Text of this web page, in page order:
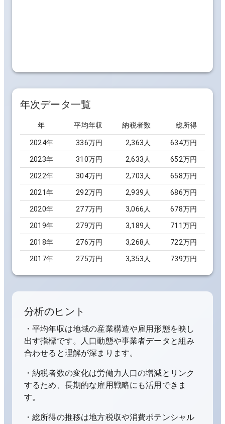
年次データ一覧
年 平均年収 納税者数 総所得
2024年 336万円 2,363 人 634万円
2023年 310万円 2,633 人 652万円
2022年 304万円 2,703 人 658万円
2021年 292万円 2,939 人 686万円
2020年 277万円 3,066 人 678万円
2019年 279万円 3,189 人 711万円
2018年 276万円 3,268 人 722万円
2017年 275万円 3,353 人 739万円
分析のヒント
・平均年収は地域の産業構造や雇用形態を映し
出す指標です。人口動態や事業者データと組み
合わせると理解が深まります。
・納税者数の変化は労働力人口の増減とリンク
するため、長期的な雇用戦略にも活用できま
す。
・総所得の推移は地方税収や消費ポテンシャル